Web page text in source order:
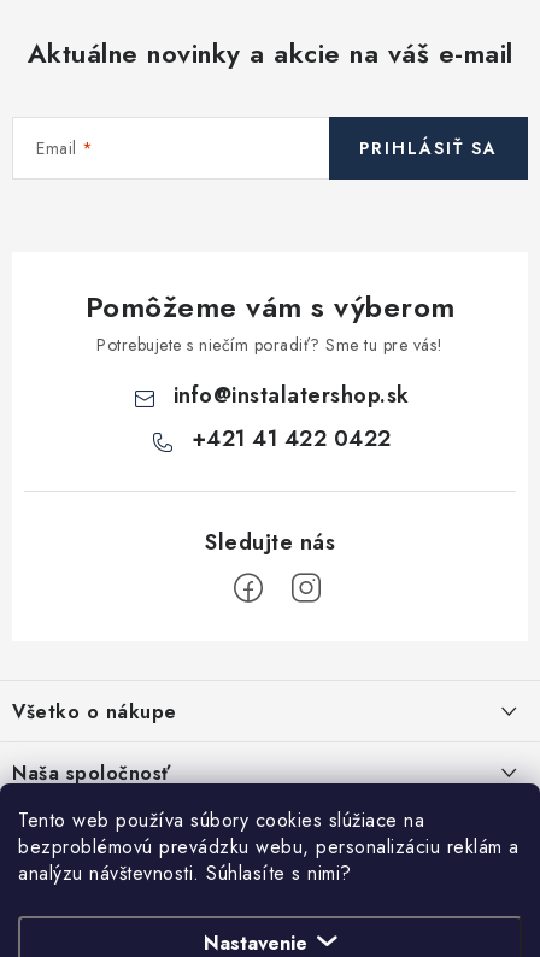
Tento web používa súbory cookies slúžiace na
bezproblémovú prevádzku webu, personalizáciu reklám a
analýzu návštevnosti. Súhlasíte s nimi?
Nastavenie
Aktuálne novinky a akcie na váš e-mail
Email PRIHLÁSIŤ SA
Pomôžeme vám s výberom
Potrebujete s niečím poradiť? Sme tu pre vás!
info@instalatershop.sk
+421 41 422 0422
p
ä
t
Všetko o nákupe
Obchodné podmienky
Podmienky ochrany osobných údajov
Naša spoločnosť
SHOWROOM - poradňa pre vaše projekty
PREDAJŇA - Raková
Stabilná spoločnosť od roku 2009
Prihlásenie
E-mail